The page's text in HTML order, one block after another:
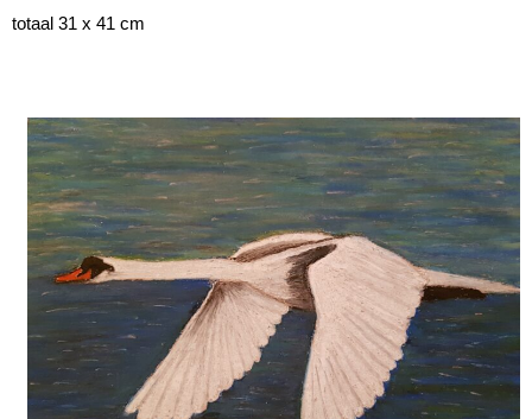
totaal 31 x 41 cm